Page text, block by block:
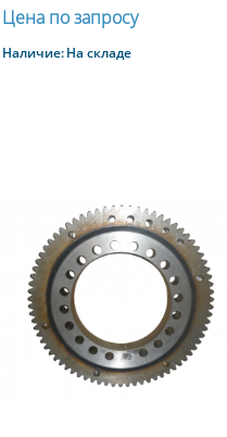
Цена по запросу
Купить
Наличие:На складе